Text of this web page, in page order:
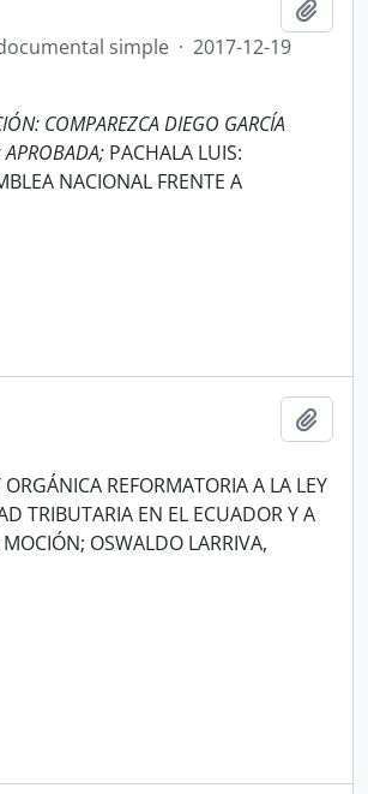
simple · 2017-12-19
COMPAREZCA DIEGO GARCÍA
APROBADA; PACHALA LUIS:
NACIONAL FRENTE A
REFORMATORIA A LA LEY
TRIBUTARIA EN EL ECUADOR Y A
OSWALDO LARRIVA,